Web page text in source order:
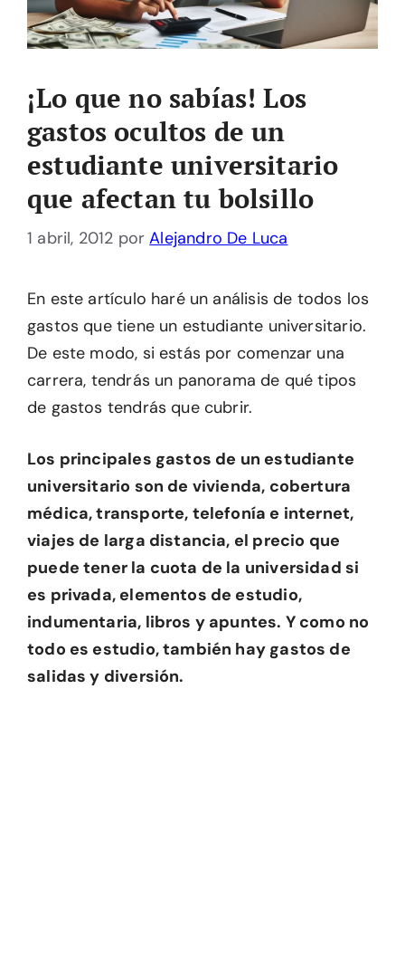
¡Lo que no sabías! Los
gastos ocultos de un
estudiante universitario
que afectan tu bolsillo
1 abril, 2012 porAlejandro De Luca
En este artículo haré un análisis de todos los
gastos que tiene un estudiante universitario.
De este modo, si estás por comenzar una
carrera, tendrás un panorama de qué tipos
de gastos tendrás que cubrir.
Los principales gastos de un estudiante
universitario son de vivienda, cobertura
médica, transporte, telefonía e internet,
viajes de larga distancia, el precio que
puede tener la cuota de la universidad si
es privada, elementos de estudio,
indumentaria, libros y apuntes. Y como no
todo es estudio, también hay gastos de
salidas y diversión.